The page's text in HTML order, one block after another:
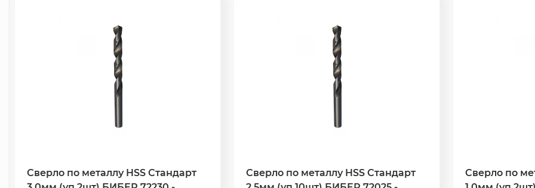
Сверло по металлу HSS Стандарт
Сверло по металлу HSS Стандарт
Сверло по